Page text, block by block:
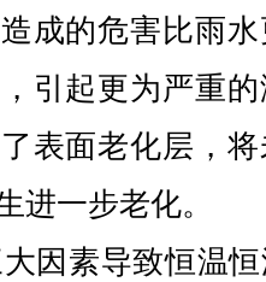
成的危害比雨
引起更为严重
表面老化层，
进一步老化。
因素导致恒温